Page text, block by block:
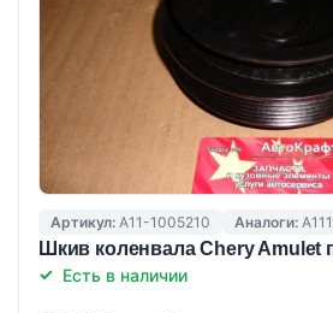
Артикул: A11-1005210 Аналоги:
Шкив коленвала Chery Amulet
Есть в наличии